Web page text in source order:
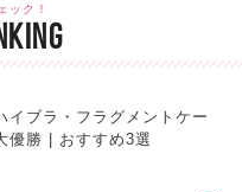
ック！
イブラ・フラグメントケー
優勝 | おすすめ3選